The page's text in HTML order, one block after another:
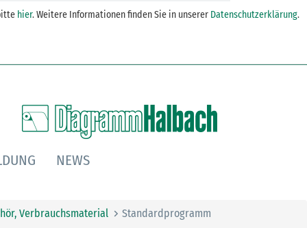
hier. Weitere Informationen finden Sie in unserer Datenschutzerklärung.
NEWS
Verbrauchsmaterial Standardprogramm